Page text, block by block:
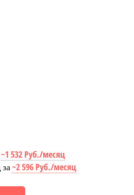
~1 532 Руб./месяц
за ~2 596 Руб./месяц